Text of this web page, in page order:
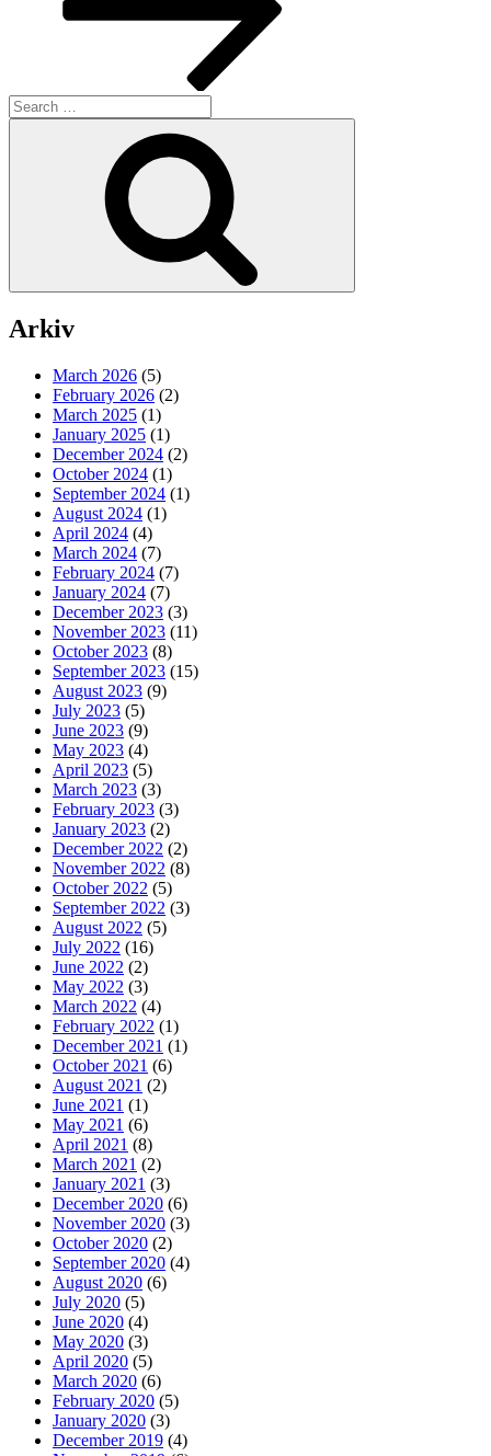
Search
for:
Arkiv
March 2026 (5)
February 2026 (2)
March 2025 (1)
January 2025 (1)
December 2024 (2)
October 2024 (1)
September 2024 (1)
August 2024 (1)
April 2024 (4)
March 2024 (7)
February 2024 (7)
January 2024 (7)
December 2023 (3)
November 2023 (11)
October 2023 (8)
September 2023 (15)
August 2023 (9)
July 2023 (5)
June 2023 (9)
May 2023 (4)
April 2023 (5)
March 2023 (3)
February 2023 (3)
January 2023 (2)
December 2022 (2)
November 2022 (8)
October 2022 (5)
September 2022 (3)
August 2022 (5)
July 2022 (16)
June 2022 (2)
May 2022 (3)
March 2022 (4)
February 2022 (1)
December 2021 (1)
October 2021 (6)
August 2021 (2)
June 2021 (1)
May 2021 (6)
April 2021 (8)
March 2021 (2)
January 2021 (3)
December 2020 (6)
November 2020 (3)
October 2020 (2)
September 2020 (4)
August 2020 (6)
July 2020 (5)
June 2020 (4)
May 2020 (3)
April 2020 (5)
March 2020 (6)
February 2020 (5)
January 2020 (3)
December 2019 (4)